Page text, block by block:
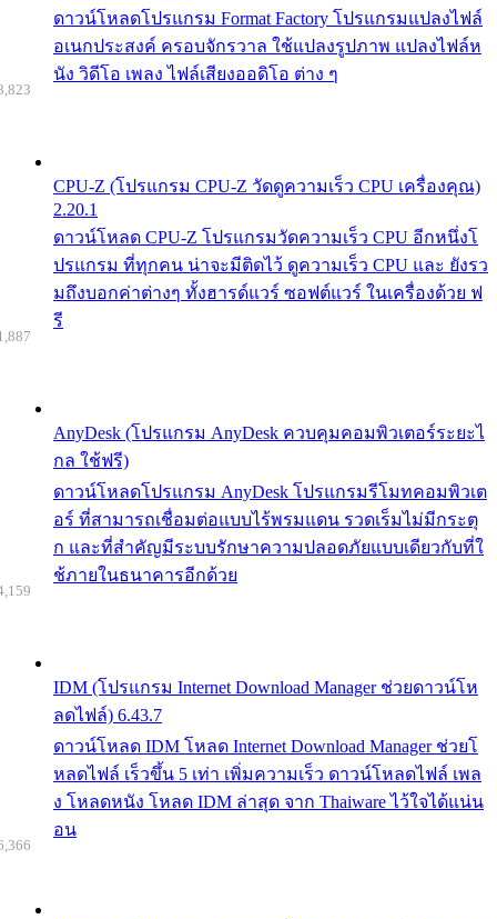
ดาวน์โหลดโปรแกรม Format Factory โปรแกรมแปลงไฟล์
อเนกประสงค์ ครอบจักรวาล ใช้แปลงรูปภาพ แปลงไฟล์ห
นัง วิดีโอ เพลง ไฟล์เสียงออดิโอ ต่าง ๆ
CPU-Z (โปรแกรม CPU-Z วัดดูความเร็ว CPU เครื่องคุณ)
2.20.1
ดาวน์โหลด CPU-Z โปรแกรมวัดความเร็ว CPU อีกหนึ่งโ
ปรแกรม ที่ทุกคน น่าจะมีติดไว้ ดูความเร็ว CPU และ ยังรว
มถึงบอกค่าต่างๆ ทั้งฮารด์แวร์ ซอฟต์แวร์ ในเครื่องด้วย ฟ
รี
AnyDesk (โปรแกรม AnyDesk ควบคุมคอมพิวเตอร์ระยะไ
กล ใช้ฟรี)
ดาวน์โหลดโปรแกรม AnyDesk โปรแกรมรีโมทคอมพิวเต
อร์ ที่สามารถเชื่อมต่อแบบไร้พรมแดน รวดเร็มไม่มีกระตุ
ก และที่สำคัญมีระบบรักษาความปลอดภัยแบบเดียวกับที่ใ
ช้ภายในธนาคารอีกด้วย
IDM (โปรแกรม Internet Download Manager ช่วยดาวน์โห
ลดไฟล์) 6.43.7
ดาวน์โหลด IDM โหลด Internet Download Manager ช่วยโ
หลดไฟล์ เร็วขึ้น 5 เท่า เพิ่มความเร็ว ดาวน์โหลดไฟล์ เพล
ง โหลดหนัง โหลด IDM ล่าสุด จาก Thaiware ไว้ใจได้แน่น
อน